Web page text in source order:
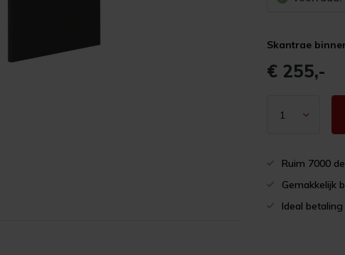
Skantrae
€ 255,-
Ruim 7000
Gemakkelijk
Ideal betaling